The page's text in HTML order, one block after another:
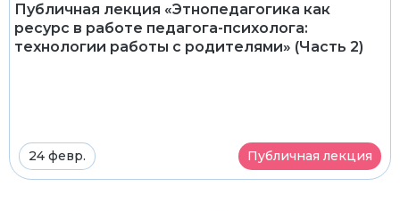
Публичная лекция «Этнопедагогика как
ресурс в работе педагога-психолога:
технологии работы с родителями» (Часть 2)
24 февр. Публичная лекция